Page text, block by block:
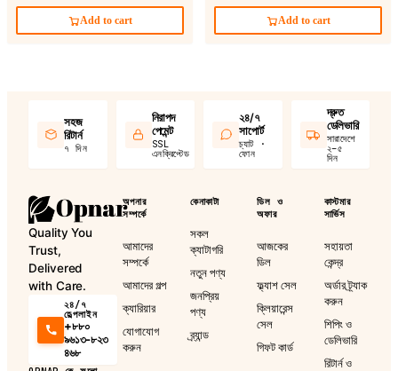
Add to cart Add to cart
সহজ
রিটার্ন
৭ দিন
নিরাপদ
পেমেন্ট
SSL
এনক্রিপ্টেড
২৪/৭
সাপোর্ট
চ্যাট ·
ফোন
দ্রুত
ডেলিভারি
সারাদেশে
২–৫
দিন
Quality You
Trust,
Delivered
with Care.
২৪/৭
হেল্পলাইন
+৮৮০
৯৬১৩-৮২৩
৪৬৮
অপনার
সম্পর্কে
আমাদের
সম্পর্কে
আমাদের গল্প
ক্যারিয়ার
যোগাযোগ
করুন
কেনাকাটা
সকল
ক্যাটাগরি
নতুন পণ্য
জনপ্রিয়
পণ্য
ব্র্যান্ড
ডিল ও
অফার
আজকের
ডিল
ফ্ল্যাশ সেল
ক্লিয়ারেন্স
সেল
গিফট কার্ড
কাস্টমার
সার্ভিস
সহায়তা
কেন্দ্র
অর্ডার ট্র্যাক
করুন
শিপিং ও
ডেলিভারি
রিটার্ন ও